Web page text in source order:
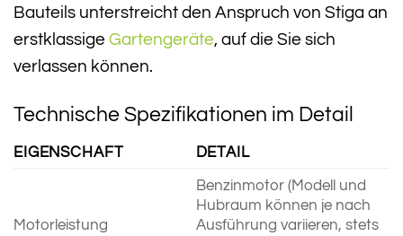
Bauteils unterstreicht den Anspruch von Stiga an
erstklassige Gartengeräte, auf die Sie sich
verlassen können.
Technische Spezifikationen im Detail
EIGENSCHAFT DETAIL
Motorleistung
Benzinmotor (Modell und
Hubraum können je nach
Ausführung variieren, stets